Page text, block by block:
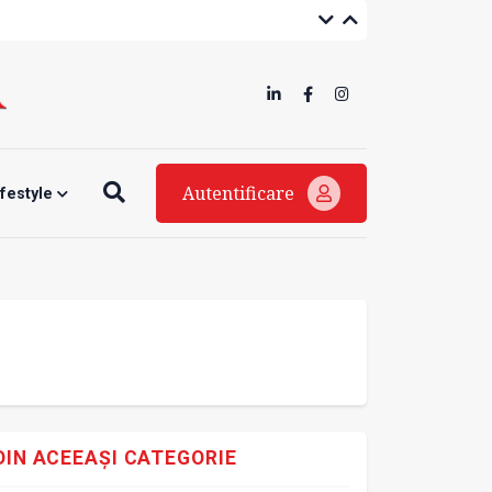
Autentificare
ACEEAȘI CATEGORIE